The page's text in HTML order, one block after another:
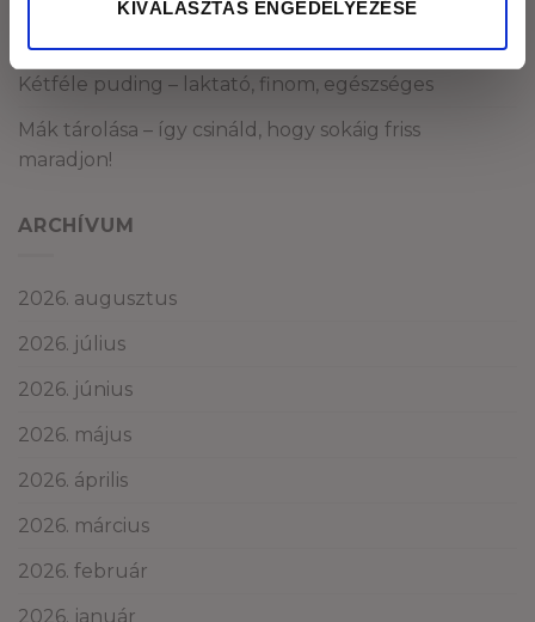
KIVÁLASZTÁS ENGEDÉLYEZÉSE
Kétféle puding – laktató, finom, egészséges
Mák tárolása – így csináld, hogy sokáig friss
maradjon!
ARCHÍVUM
2026. augusztus
2026. július
2026. június
2026. május
2026. április
2026. március
2026. február
2026. január